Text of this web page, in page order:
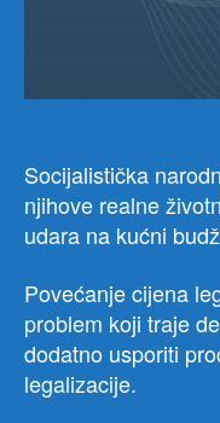
Socijalistička
njihove realne
udara na kućni
Povećanje cijena
problem koji traje
dodatno usporiti
legalizacije.